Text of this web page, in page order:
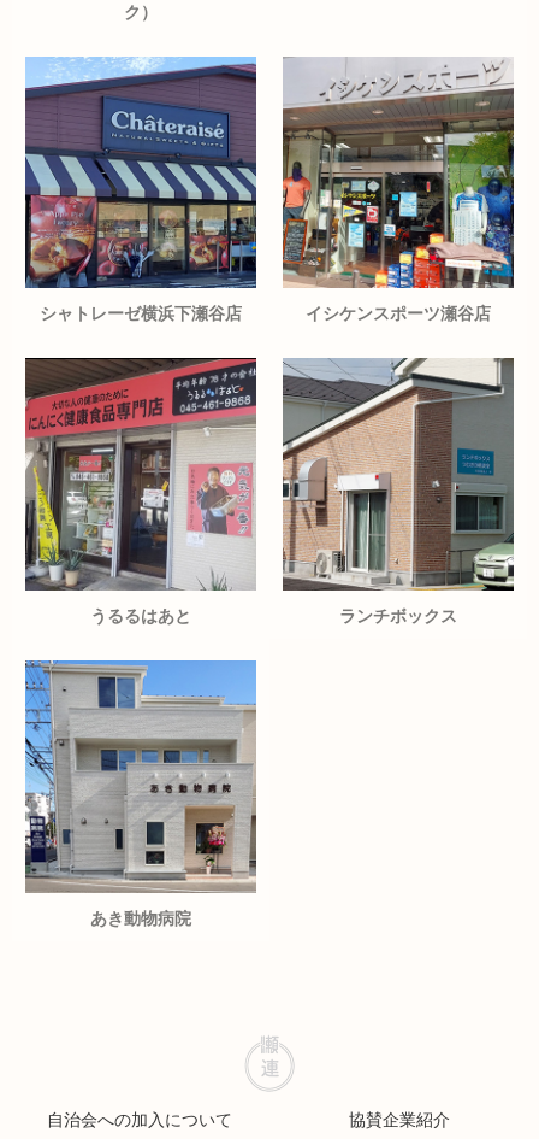
ク）
シャトレーゼ横浜下瀬谷店 イシケンスポーツ瀬谷店
うるるはあと ランチボックス
あき動物病院
自治会への加入について 協賛企業紹介